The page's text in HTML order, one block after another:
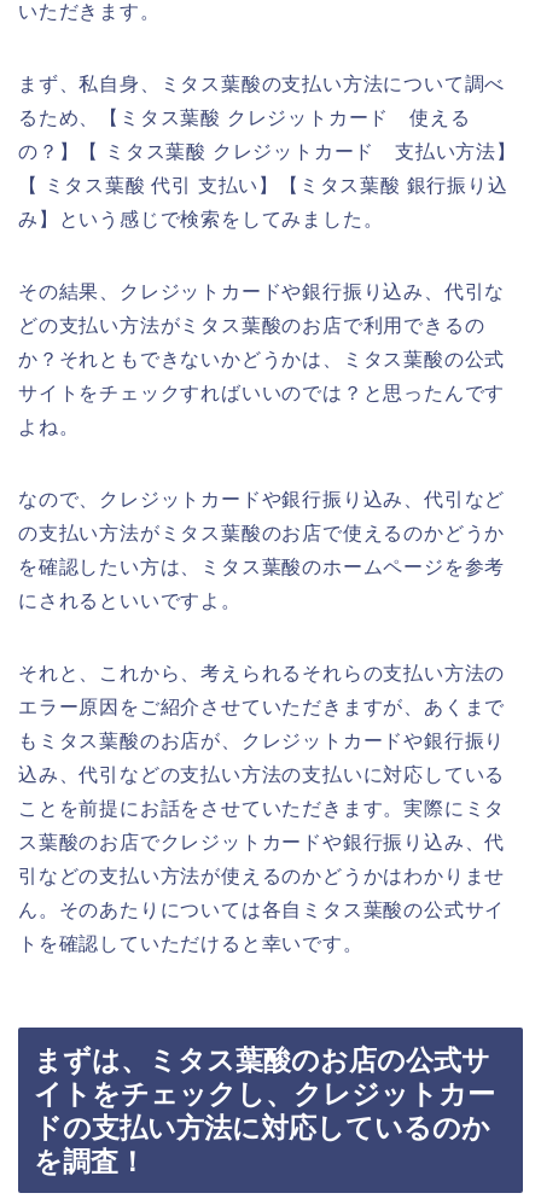
いただきます。
まず、私自身、ミタス葉酸の支払い方法について調べ
るため、【ミタス葉酸 クレジットカード 使える
の？】【 ミタス葉酸 クレジットカード 支払い方法】
【 ミタス葉酸 代引 支払い】【ミタス葉酸 銀行振り込
み】という感じで検索をしてみました。
その結果、クレジットカードや銀行振り込み、代引な
どの支払い方法がミタス葉酸のお店で利用できるの
か？それともできないかどうかは、ミタス葉酸の公式
サイトをチェックすればいいのでは？と思ったんです
よね。
なので、クレジットカードや銀行振り込み、代引など
の支払い方法がミタス葉酸のお店で使えるのかどうか
を確認したい方は、ミタス葉酸のホームページを参考
にされるといいですよ。
それと、これから、考えられるそれらの支払い方法の
エラー原因をご紹介させていただきますが、あくまで
もミタス葉酸のお店が、クレジットカードや銀行振り
込み、代引などの支払い方法の支払いに対応している
ことを前提にお話をさせていただきます。実際にミタ
ス葉酸のお店でクレジットカードや銀行振り込み、代
引などの支払い方法が使えるのかどうかはわかりませ
ん。そのあたりについては各自ミタス葉酸の公式サイ
トを確認していただけると幸いです。
まずは、ミタス葉酸のお店の公式サ
イトをチェックし、クレジットカー
ドの支払い方法に対応しているのか
を調査！